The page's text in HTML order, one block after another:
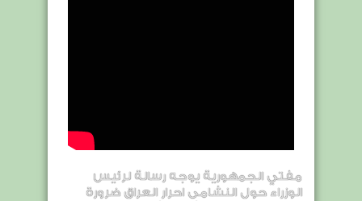
مفتي الجمهورية يوجه رسالة لرئيس
الوزراء حول النشامى احرار العراق ضرورة